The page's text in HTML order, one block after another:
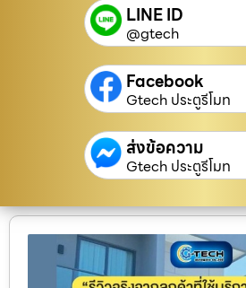
LINE ID
@gtech
Facebook
Gtech ประตูรีโมท
ส่งข้อความ
Gtech ประตูรีโมท